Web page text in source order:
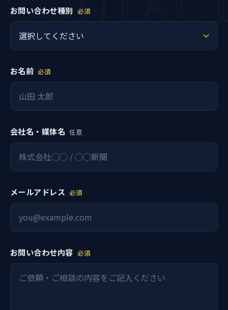
お問い合わせ種別 必須
お名前 必須
会社名・媒体名 任意
メールアドレス 必須
お問い合わせ内容 必須